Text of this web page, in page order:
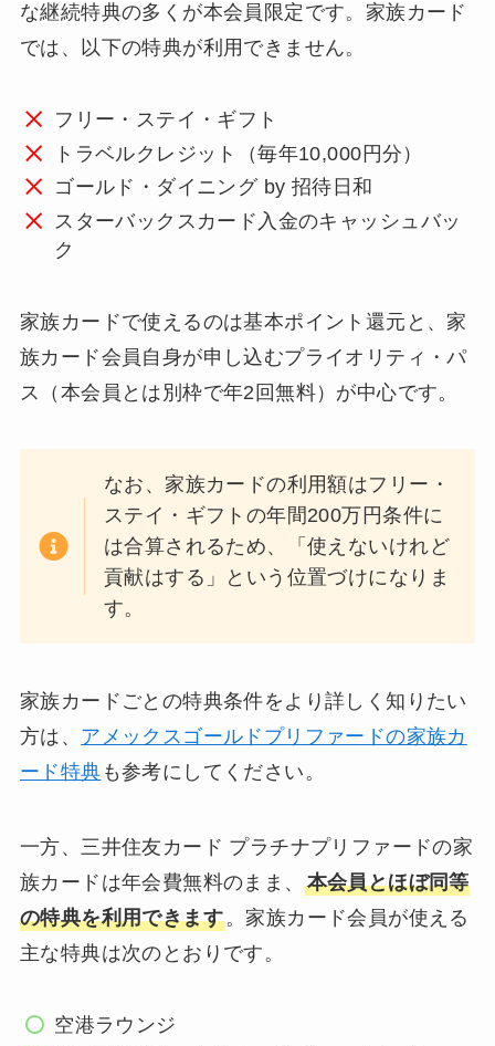
な継続特典の多くが本会員限定です。家族カード
では、以下の特典が利用できません。
フリー・ステイ・ギフト
トラベルクレジット（毎年10,000円分）
ゴールド・ダイニング by 招待日和
スターバックスカード入金のキャッシュバッ
ク
家族カードで使えるのは基本ポイント還元と、家
族カード会員自身が申し込むプライオリティ・パ
ス（本会員とは別枠で年2回無料）が中心です。
なお、家族カードの利用額はフリー・
ステイ・ギフトの年間200万円条件に
は合算されるため、「使えないけれど
貢献はする」という位置づけになりま
す。
家族カードごとの特典条件をより詳しく知りたい
方は、 アメックスゴールドプリファードの家族カ
ード特典 も参考にしてください。
一方、三井住友カード プラチナプリファードの家
族カードは年会費無料のまま、 本会員とほぼ同等
の特典を利用できます。家族カード会員が使える
主な特典は次のとおりです。
空港ラウンジ